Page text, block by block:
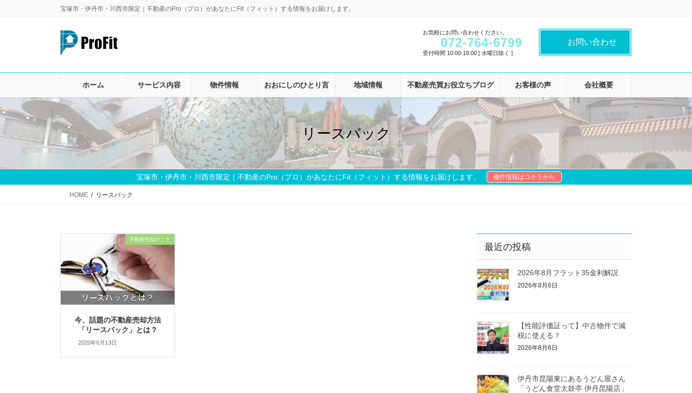
動
宝塚市・伊丹市・川西市限定｜不動産のPro（プロ）があなたにFit（フィット）する情報をお届けします。
お気軽にお問い合わせください。
072-764-6799
受付時間 10:00-18:00 [ 水曜日除く ]
お問い合わせ
ホーム サービス内容 物件情報 おおにしのひとり言 地域情報 不動産売買お役立ちブログ お客様の声 会社概要
リースバック
宝塚市・伊丹市・川西市限定｜不動産のPro（プロ）があなたにFit（フィット）する情報をお届けします。 物件情報はコチラから
HOME リースバック
不動産売却のこと
今、話題の不動産売却方法
「リースバック」とは？
2020年6月13日
最近の投稿
2026年8月フラット35金利解説
2026年8月6日
【性能評価証って】中古物件で減
税に使える？
2026年8月6日
伊丹市昆陽東にあるうどん屋さん
「うどん食堂太鼓亭 伊丹昆陽店」